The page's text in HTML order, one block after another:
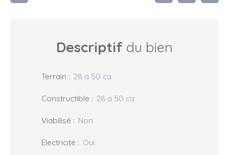
Descriptif du bien
Terrain : 28 a 50 ca
Constructible : 28 a 50 ca
Viabilisé : Non
Electricité : Oui